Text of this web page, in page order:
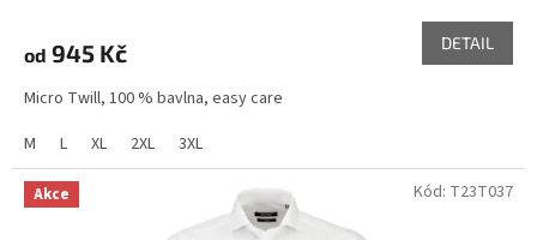
od 945 Kč DETAIL
Micro Twill, 100 % bavlna, easy care
M
L XL 2XL 3XL
Akce Kód: T23T037